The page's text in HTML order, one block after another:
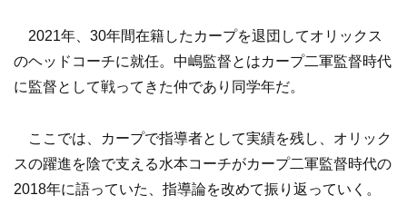
2021年、30年間在籍したカープを退団してオリックス
のヘッドコーチに就任。中嶋監督とはカープ二軍監督時代
に監督として戦ってきた仲であり同学年だ。
ここでは、カープで指導者として実績を残し、オリック
スの躍進を陰で支える水本コーチがカープ二軍監督時代の
2018年に語っていた、指導論を改めて振り返っていく。